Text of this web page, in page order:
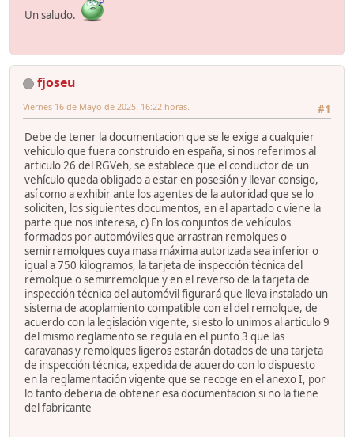
Un saludo.
fjoseu
#1
Viernes 16 de Mayo de 2025. 16:22 horas.
Debe de tener la documentacion que se le exige a cualquier
vehiculo que fuera construido en españa, si nos referimos al
articulo 26 del RGVeh, se establece que el conductor de un
vehículo queda obligado a estar en posesión y llevar consigo,
así como a exhibir ante los agentes de la autoridad que se lo
soliciten, los siguientes documentos, en el apartado c viene la
parte que nos interesa, c) En los conjuntos de vehículos
formados por automóviles que arrastran remolques o
semirremolques cuya masa máxima autorizada sea inferior o
igual a 750 kilogramos, la tarjeta de inspección técnica del
remolque o semirremolque y en el reverso de la tarjeta de
inspección técnica del automóvil figurará que lleva instalado un
sistema de acoplamiento compatible con el del remolque, de
acuerdo con la legislación vigente, si esto lo unimos al articulo 9
del mismo reglamento se regula en el punto 3 que las
caravanas y remolques ligeros estarán dotados de una tarjeta
de inspección técnica, expedida de acuerdo con lo dispuesto
en la reglamentación vigente que se recoge en el anexo I, por
lo tanto deberia de obtener esa documentacion si no la tiene
del fabricante